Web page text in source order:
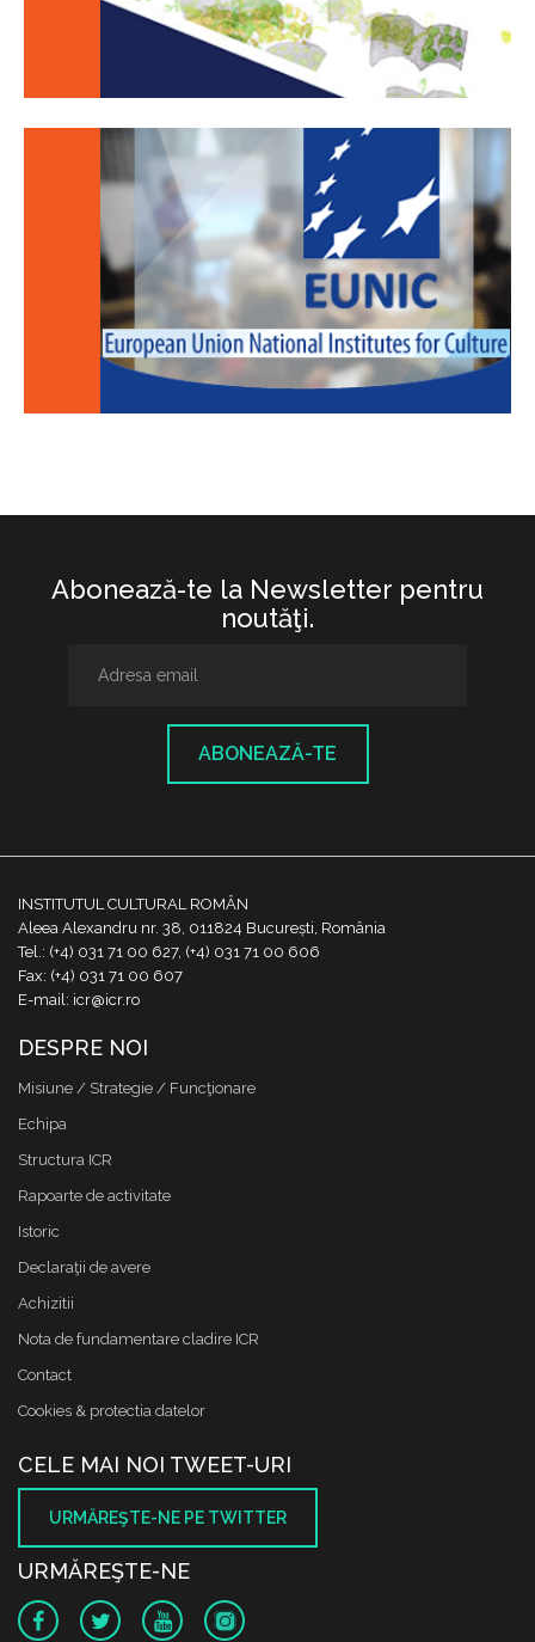
Abonează-te la Newsletter pentru
noutăţi.
ABONEAZĂ-TE
INSTITUTUL CULTURAL ROMÂN
Aleea Alexandru nr. 38, 011824 București, România
Tel.: (+4) 031 71 00 627, (+4) 031 71 00 606
Fax: (+4) 031 71 00 607
E-mail: icr@icr.ro
DESPRE NOI
Misiune / Strategie / Funcţionare
Echipa
Structura ICR
Rapoarte de activitate
Istoric
Declaraţii de avere
Achizitii
Nota de fundamentare cladire ICR
Contact
Cookies & protectia datelor
CELE MAI NOI TWEET-URI
URMĂREŞTE-NE PE TWITTER
URMĂREŞTE-NE